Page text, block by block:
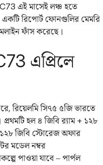
এই মাসেই লঞ্চ হতে
রিপোর্ট ফোনগুলির মেমরি
ফাঁস করেছে।
এপ্রিলে
রিয়েলমি সি৭৫ ৫জি ভারতে
হল ৪ জিবি র‍্যাম + ১২৮
১২৮ জিবি স্টোরেজ অফার
মডেল নম্বর
পাওয়া যাবে – পার্পল